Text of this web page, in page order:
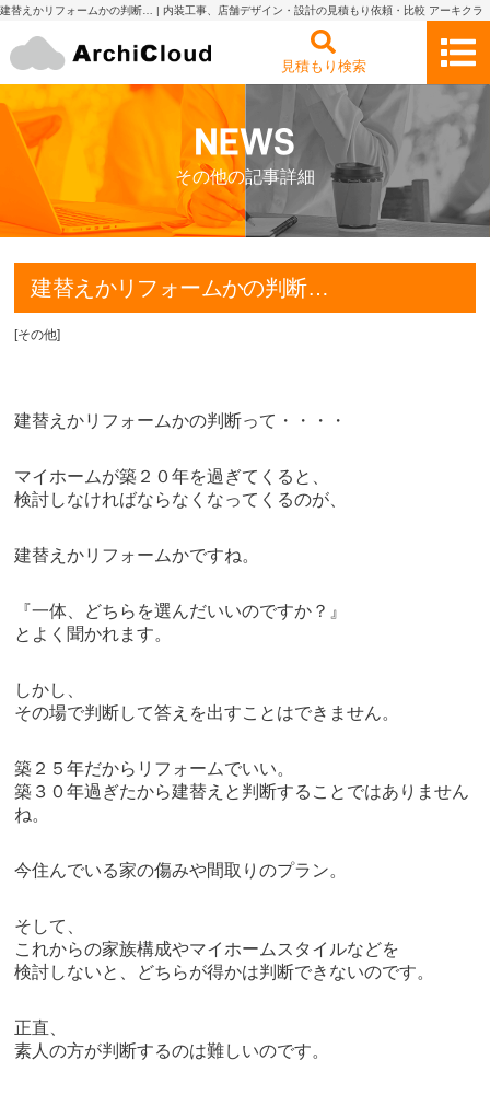
建替えかリフォームかの判断… | 内装工事、店舗デザイン・設計の見積もり依頼・比較 アーキクラ
見積もり検索
その他の記事詳細
建替えかリフォームかの判断…
[その他]
建替えかリフォームかの判断って・・・・
マイホームが築２０年を過ぎてくると、
検討しなければならなくなってくるのが、
建替えかリフォームかですね。
『一体、どちらを選んだいいのですか？』
とよく聞かれます。
しかし、
その場で判断して答えを出すことはできません。
築２５年だからリフォームでいい。
築３０年過ぎたから建替えと判断することではありません
ね。
今住んでいる家の傷みや間取りのプラン。
そして、
これからの家族構成やマイホームスタイルなどを
検討しないと、どちらが得かは判断できないのです。
正直、
素人の方が判断するのは難しいのです。